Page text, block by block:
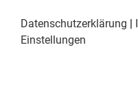
Datenschutzerklärung
Einstellungen